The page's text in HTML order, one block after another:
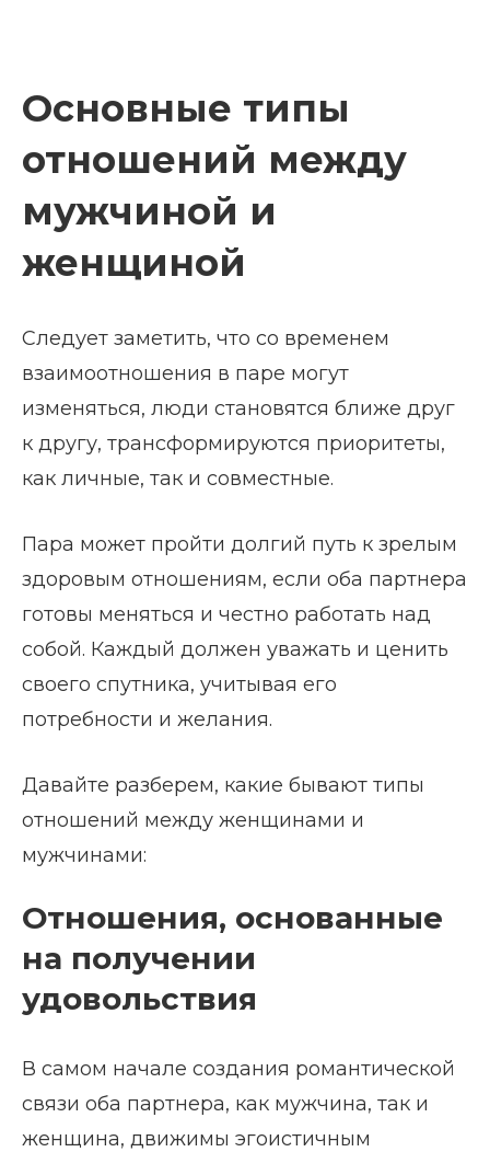
Основные типы
отношений между
мужчиной и
женщиной
Следует заметить, что со временем
взаимоотношения в паре могут
изменяться, люди становятся ближе друг
к другу, трансформируются приоритеты,
как личные, так и совместные.
Пара может пройти долгий путь к зрелым
здоровым отношениям, если оба партнера
готовы меняться и честно работать над
собой. Каждый должен уважать и ценить
своего спутника, учитывая его
потребности и желания.
Давайте разберем, какие бывают типы
отношений между женщинами и
мужчинами:
Отношения, основанные
на получении
удовольствия
В самом начале создания романтической
связи оба партнера, как мужчина, так и
женщина, движимы эгоистичным